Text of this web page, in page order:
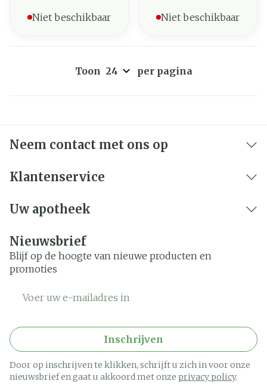
Niet beschikbaar Niet beschikbaar
Toon per pagina
Neem contact met ons op
Klantenservice
Uw apotheek
Nieuwsbrief
Blijf op de hoogte van nieuwe producten en
promoties
Inschrijven
Door op inschrijven te klikken, schrijft u zich in voor onze
nieuwsbrief en gaat u akkoord met onze privacy policy.